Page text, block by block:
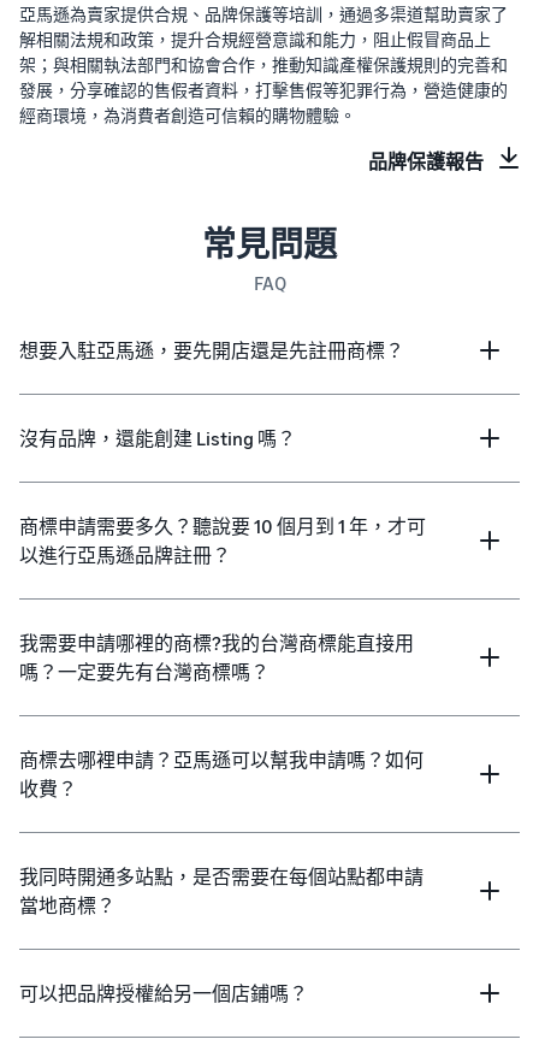
亞馬遜為賣家提供合規、品牌保護等培訓，通過多渠道幫助賣家了
解相關法規和政策，提升合規經營意識和能力，阻止假冒商品上
架；與相關執法部門和協會合作，推動知識產權保護規則的完善和
發展，分享確認的售假者資料，打擊售假等犯罪行為，營造健康的
經商環境，為消費者創造可信賴的購物體驗。
品牌保護報告
常見問題
FAQ
想要入駐亞馬遜，要先開店還是先註冊商標？
沒有品牌，還能創建 Listing 嗎？
商標申請需要多久？聽說要 10 個月到 1 年，才可
以進行亞馬遜品牌註冊？
我需要申請哪裡的商標?我的台灣商標能直接用
嗎？一定要先有台灣商標嗎？
商標去哪裡申請？亞馬遜可以幫我申請嗎？如何
收費？
我同時開通多站點，是否需要在每個站點都申請
當地商標？
可以把品牌授權給另一個店鋪嗎？